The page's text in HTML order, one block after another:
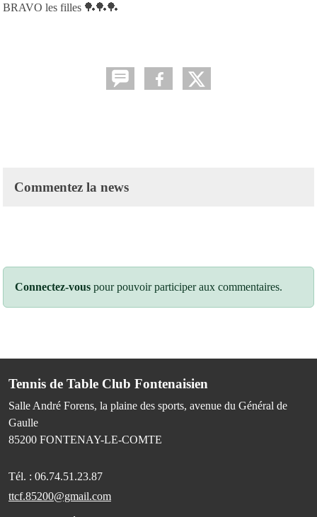
BRAVO les filles 🏓🏓🏓
Commentez la news
Connectez-vous pour pouvoir participer aux commentaires.
Tennis de Table Club Fontenaisien
Salle André Forens, la plaine des sports, avenue du Général de
Gaulle
85200 FONTENAY-LE-COMTE
Tél. : 06.74.51.23.87
ttcf.85200@gmail.com